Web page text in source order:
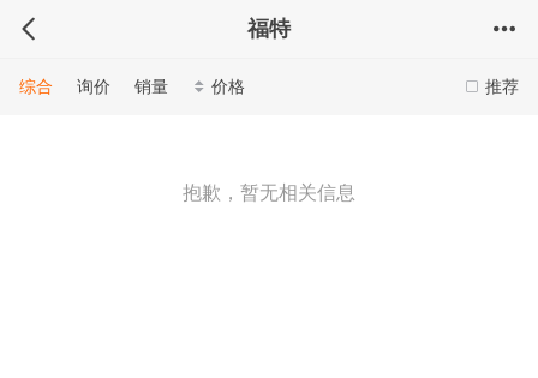
福特
推荐
综合 询价 销量 价格
抱歉，暂无相关信息